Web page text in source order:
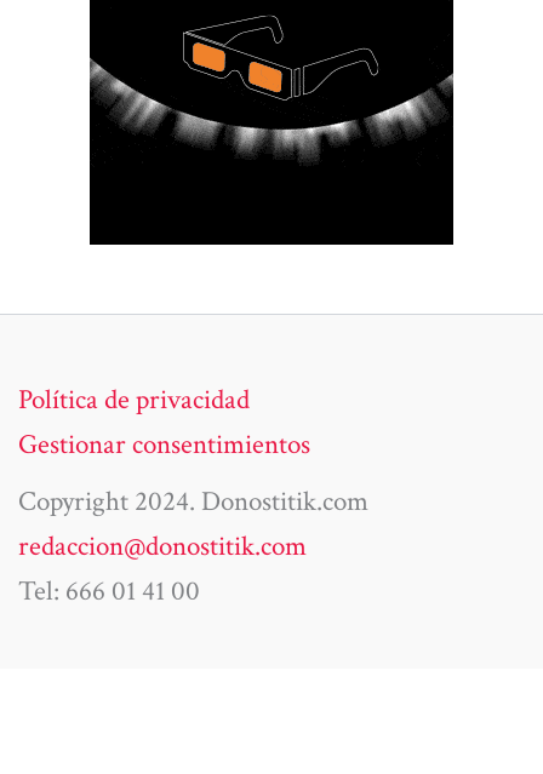
Política de privacidad
Gestionar consentimientos
Copyright 2024. Donostitik.com
redaccion@donostitik.com
Tel: 666 01 41 00